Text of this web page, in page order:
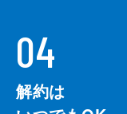
04
解約は